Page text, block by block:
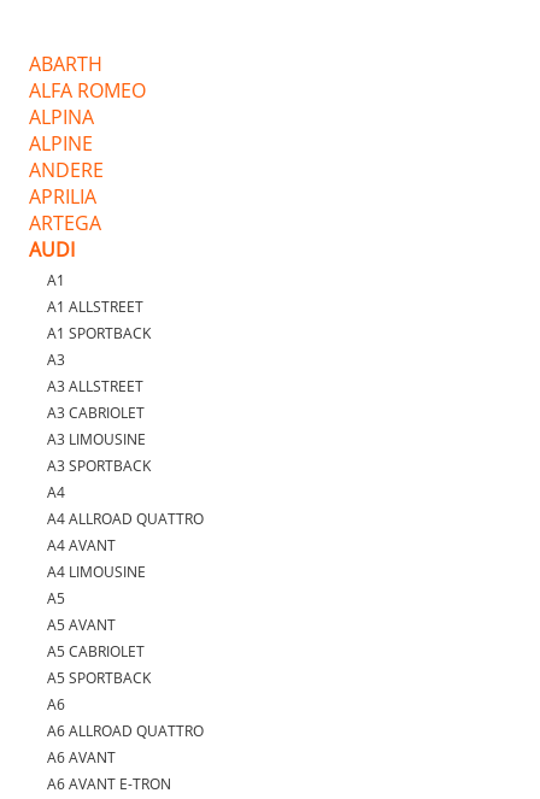
ABARTH
ALFA ROMEO
ALPINA
ALPINE
ANDERE
APRILIA
ARTEGA
AUDI
A1
A1 ALLSTREET
A1 SPORTBACK
A3
A3 ALLSTREET
A3 CABRIOLET
A3 LIMOUSINE
A3 SPORTBACK
A4
A4 ALLROAD QUATTRO
A4 AVANT
A4 LIMOUSINE
A5
A5 AVANT
A5 CABRIOLET
A5 SPORTBACK
A6
A6 ALLROAD QUATTRO
A6 AVANT
A6 AVANT E-TRON